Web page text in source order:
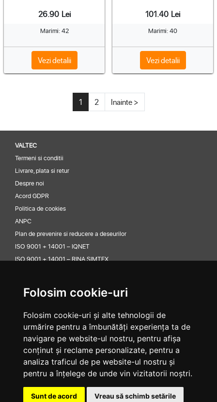
Folosim cookie-uri
Folosim cookie-uri și alte tehnologii de
urmărire pentru a îmbunătăți experiența ta de
navigare pe website-ul nostru, pentru afișa
conținut și reclame personalizate, pentru a
analiza traficul de pe website-ul nostru și
pentru a înțelege de unde vin vizitatorii noștri.
Sunt de acord Vreau să schimb setările
26.90 Lei
Marimi: 42
Vezi detalii
101.40 Lei
Marimi: 40
Vezi detalii
1 2 Inainte >
VALTEC
Termeni si conditii
Livrare, plata si retur
Despre noi
Acord GDPR
Politica de cookies
ANPC
Plan de prevenire si reducere a deseurilor
ISO 9001 + 14001 – IQNET
ISO 9001 + 14001 – RINA SIMTEX
Adresa: Sos Odaii 105-107 Sector 1 Bucuresti
Telefon: +40 21 352 38 32
Email: office@valtec.ro
ABONARE LA NOUTATI